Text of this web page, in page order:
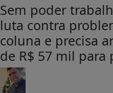
Sem poder
luta contra
coluna e precisa
de R$ 57 mil